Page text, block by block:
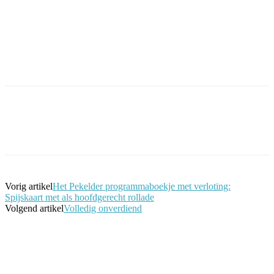
Vorig artikelHet Pekelder programmaboekje met verloting:
Spijskaart met als hoofdgerecht rollade
Volgend artikelVolledig onverdiend